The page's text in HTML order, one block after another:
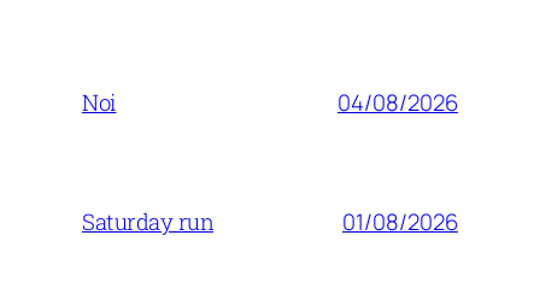
Noi 04/08/2026
Saturday run 01/08/2026